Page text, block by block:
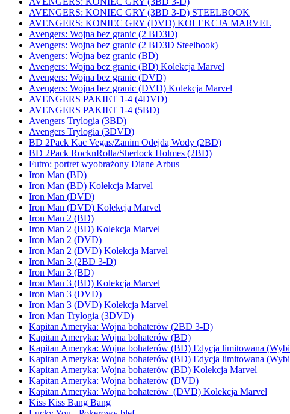
AVENGERS: KONIEC GRY (3BD 3-D) STEELBOOK
AVENGERS: KONIEC GRY (DVD) KOLEKCJA MARVEL
Avengers: Wojna bez granic (2 BD3D)
Avengers: Wojna bez granic (2 BD3D Steelbook)
Avengers: Wojna bez granic (BD)
Avengers: Wojna bez granic (BD) Kolekcja Marvel
Avengers: Wojna bez granic (DVD)
Avengers: Wojna bez granic (DVD) Kolekcja Marvel
AVENGERS PAKIET 1-4 (4DVD)
AVENGERS PAKIET 1-4 (5BD)
Avengers Trylogia (3BD)
Avengers Trylogia (3DVD)
BD 2Pack Kac Vegas/Zanim Odejdą Wody (2BD)
BD 2Pack RocknRolla/Sherlock Holmes (2BD)
Futro: portret wyobrażony Diane Arbus
Iron Man (BD)
Iron Man (BD) Kolekcja Marvel
Iron Man (DVD)
Iron Man (DVD) Kolekcja Marvel
Iron Man 2 (BD)
Iron Man 2 (BD) Kolekcja Marvel
Iron Man 2 (DVD)
Iron Man 2 (DVD) Kolekcja Marvel
Iron Man 3 (2BD 3-D)
Iron Man 3 (BD)
Iron Man 3 (BD) Kolekcja Marvel
Iron Man 3 (DVD)
Iron Man 3 (DVD) Kolekcja Marvel
Iron Man Trylogia (3DVD)
Kapitan Ameryka: Wojna bohaterów (2BD 3-D)
Kapitan Ameryka: Wojna bohaterów (BD)
Kapitan Ameryka: Wojna bohaterów (BD) Edycja limitowana
Kapitan Ameryka: Wojna bohaterów (BD) Edycja limitowana
Kapitan Ameryka: Wojna bohaterów (BD) Kolekcja Marvel
Kapitan Ameryka: Wojna bohaterów (DVD)
Kapitan Ameryka: Wojna bohaterów (DVD) Kolekcja Marvel
Kiss Kiss Bang Bang